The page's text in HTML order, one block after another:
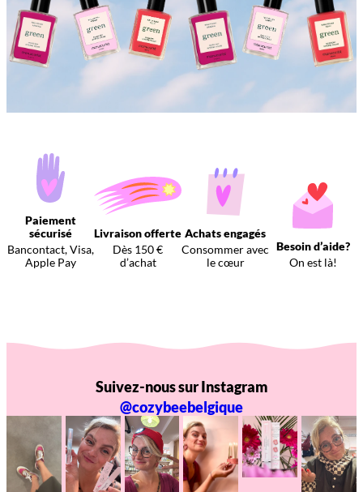
Paiement
sécurisé
Bancontact, Visa,
Apple Pay
Livraison offerte
Dès 150 €
d’achat
Achats engagés
Consommer avec
le cœur
Besoin d’aide?
On est là!
Suivez-nous sur Instagram
@cozybeebelgique